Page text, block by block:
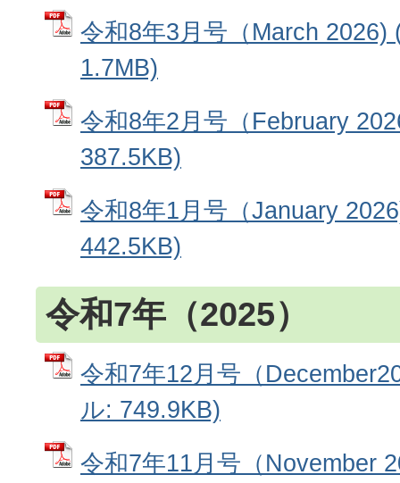
令和8年3月号（March 2026)
1.7MB)
令和8年2月号（February
387.5KB)
令和8年1月号（January
442.5KB)
令和7年（2025）
令和7年12月号（
ル: 749.9KB)
令和7年11月号（November